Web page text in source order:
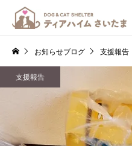
お知らせブログ 支援報告
支援報告